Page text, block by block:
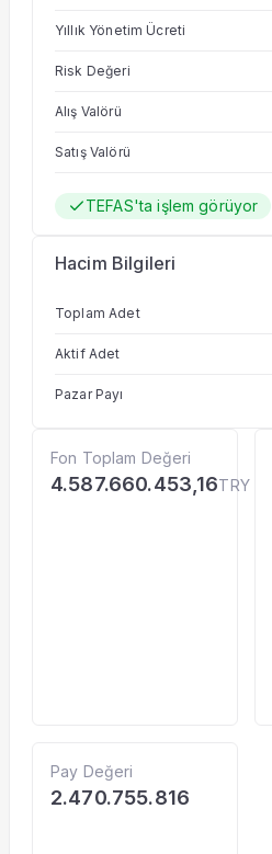
Yıllık Yönetim Ücreti
Risk Değeri
Alış Valörü
Satış Valörü
TEFAS'ta işlem görüyor
Hacim Bilgileri
Toplam Adet
Aktif Adet
Pazar Payı
Fon Toplam Değeri
4.587.660.453,16TRY
Pay Değeri
2.470.755.816